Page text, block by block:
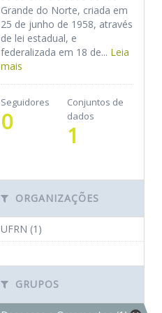
Grande do Norte, criada em
25 de junho de 1958, através
de lei estadual, e
federalizada em 18 de... Leia
mais
Seguidores
0
Conjuntos de
dados
1
ORGANIZAÇÕES
UFRN (1)
GRUPOS